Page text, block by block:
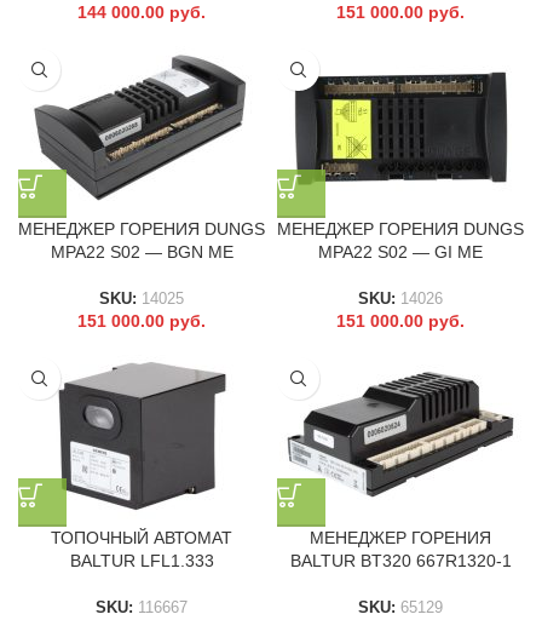
144 000.00 руб. 151 000.00 руб.
МЕНЕДЖЕР ГОРЕНИЯ DUNGS
MPA22 S02 — BGN ME
SKU: 14025
151 000.00 руб.
МЕНЕДЖЕР ГОРЕНИЯ DUNGS
MPA22 S02 — GI ME
SKU: 14026
151 000.00 руб.
ТОПОЧНЫЙ АВТОМАТ
BALTUR LFL1.333
SKU: 116667
МЕНЕДЖЕР ГОРЕНИЯ
BALTUR BT320 667R1320-1
SKU: 65129